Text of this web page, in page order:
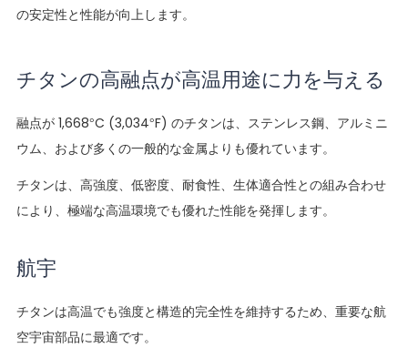
の安定性と性能が向上します。
チタンの高融点が高温用途に力を与える
融点が 1,668°C (3,034°F) のチタンは、ステンレス鋼、アルミニ
ウム、および多くの一般的な金属よりも優れています。
チタンは、高強度、低密度、耐食性、生体適合性との組み合わせ
により、極端な高温環境でも優れた性能を発揮します。
航宇
チタンは高温でも強度と構造的完全性を維持するため、重要な航
空宇宙部品に最適です。